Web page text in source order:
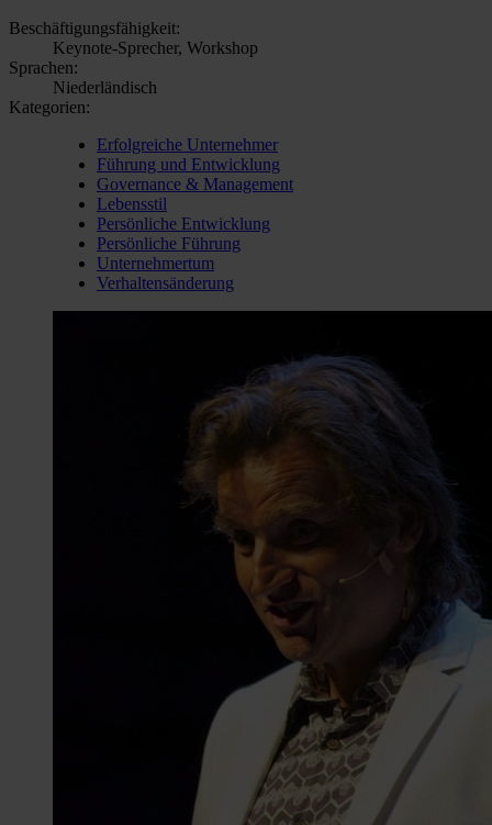
Beschäftigungsfähigkeit:
Keynote-Sprecher, Workshop
Sprachen:
Niederländisch
Kategorien:
Erfolgreiche Unternehmer
Führung und Entwicklung
Governance & Management
Lebensstil
Persönliche Entwicklung
Persönliche Führung
Unternehmertum
Verhaltensänderung